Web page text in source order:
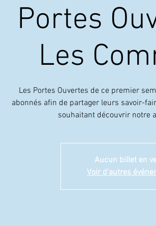
Portes
Les
Les Portes Ouvertes de ce premier
abonnés afin de partager leurs savoir-
souhaitant découvrir notre
Aucun billet en
Voir d'autres